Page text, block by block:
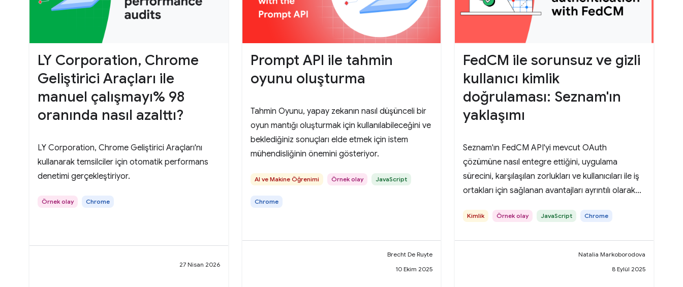
LY Corporation, Chrome
Geliştirici Araçları ile
manuel çalışmayı% 98
oranında nasıl azalttı?
LY Corporation, Chrome Geliştirici Araçları'nı
kullanarak temsilciler için otomatik performans
denetimi gerçekleştiriyor.
Örnek olay Chrome
27 Nisan 2026
Prompt API ile tahmin
oyunu oluşturma
Tahmin Oyunu, yapay zekanın nasıl düşünceli bir
oyun mantığı oluşturmak için kullanılabileceğini ve
beklediğiniz sonuçları elde etmek için istem
mühendisliğinin önemini gösteriyor.
AI ve Makine Öğrenimi Örnek olay JavaScript
Chrome
Brecht De Ruyte
10 Ekim 2025
FedCM ile sorunsuz ve gizli
kullanıcı kimlik
doğrulaması: Seznam'ın
yaklaşımı
Seznam'ın FedCM API'yi mevcut OAuth
çözümüne nasıl entegre ettiğini, uygulama
sürecini, karşılaşılan zorlukları ve kullanıcıları ile iş
ortakları için sağlanan avantajları ayrıntılı olarak
Kimlik Örnek olay JavaScript Chrome
Natalia Markoborodova
8 Eylül 2025